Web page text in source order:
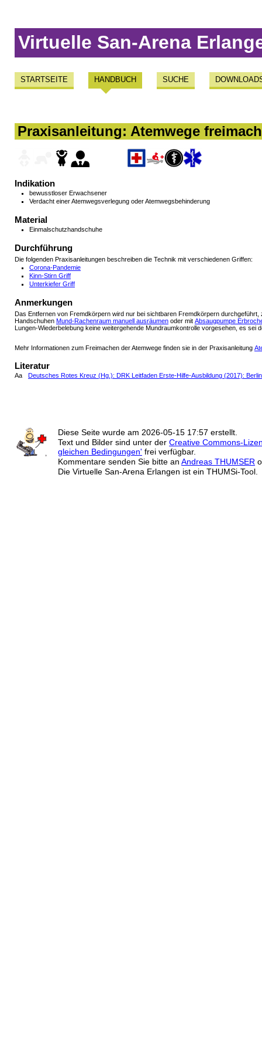
Virtuelle San-Arena
STARTSEITE HANDBUCH SUCHE
Praxisanleitung: Atemwege
Indikation
bewusstloser Erwachsener
Verdacht einer Atemwegsverlegung oder Atemwegsbehinderung
Material
Einmalschutzhandschuhe
Durchführung
Die folgenden Praxisanleitungen beschreiben die Technik mit verschiedenen Griffen:
Corona-Pandemie
Kinn-Stirn Griff
Unterkiefer Griff
Anmerkungen
Das Entfernen von Fremdkörpern wird nur bei sichtbaren Fremdkörpern
Handschuhen Mund-Rachenraum manuell ausräumen oder mit Absaugpumpe
Lungen-Wiederbelebung keine weitergehende Mundraumkontrolle vorgesehen, es
Mehr Informationen zum Freimachen der Atemwege finden sie in der Praxisanleitung
Literatur
Aa Deutsches Rotes Kreuz (Hg.): DRK Leitfaden Erste-Hilfe-Ausbildung (2017):
Diese Seite wurde am 2026-05-15 17:57 erstellt.
Text und Bilder sind unter der Creative Commons-
gleichen Bedingungen' frei verfügbar.
Kommentare senden Sie bitte an Andreas THUMSER
Die Virtuelle San-Arena Erlangen ist ein THUMSi-Tool.